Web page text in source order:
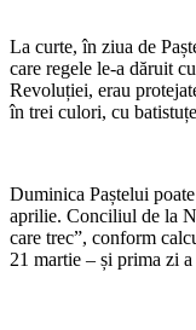
La curte, în ziua de
care regele le-a dăruit
Revoluției, erau
în trei culori, cu
Duminica Paștelui
aprilie. Conciliul de la
care trec”, conform
21 martie – și prima zi